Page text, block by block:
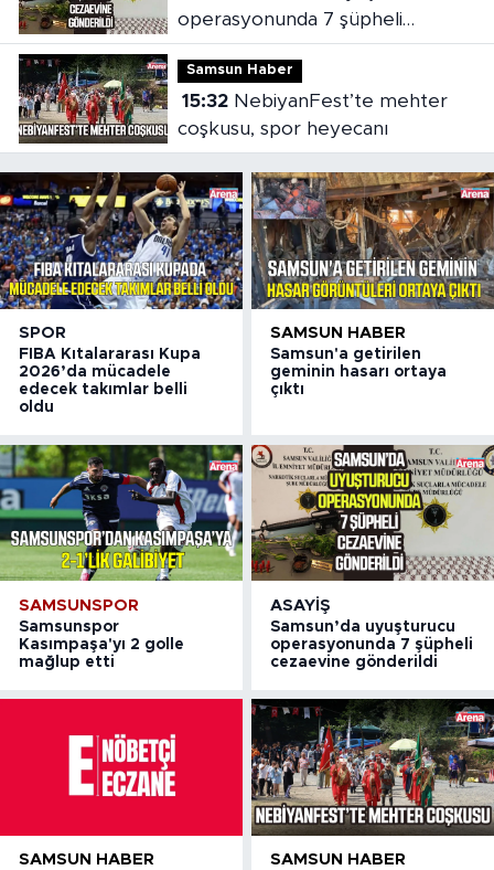
operasyonunda 7 şüpheli
cezaevine gönderildi
Samsun Haber
15:32NebiyanFest’te mehter
coşkusu, spor heyecanı
SPOR
FIBA Kıtalararası Kupa
2026’da mücadele
edecek takımlar belli
oldu
SAMSUN HABER
Samsun'a getirilen
geminin hasarı ortaya
çıktı
SAMSUNSPOR
Samsunspor
Kasımpaşa'yı 2 golle
mağlup etti
ASAYIŞ
Samsun’da uyuşturucu
operasyonunda 7 şüpheli
cezaevine gönderildi
SAMSUN HABER SAMSUN HABER